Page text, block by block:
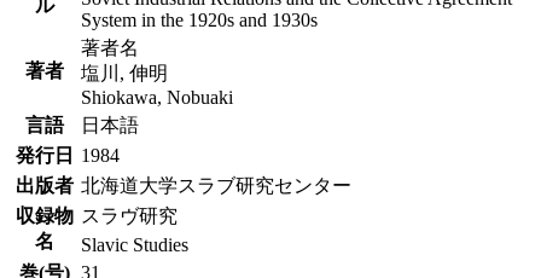
ル
System in the 1920s and 1930s
著者
著者名
塩川, 伸明
Shiokawa, Nobuaki
言語
日本語
発行日
1984
出版者 北海道大学スラブ研究センター
収録物
名
スラヴ研究
Slavic Studies
巻(号) 31